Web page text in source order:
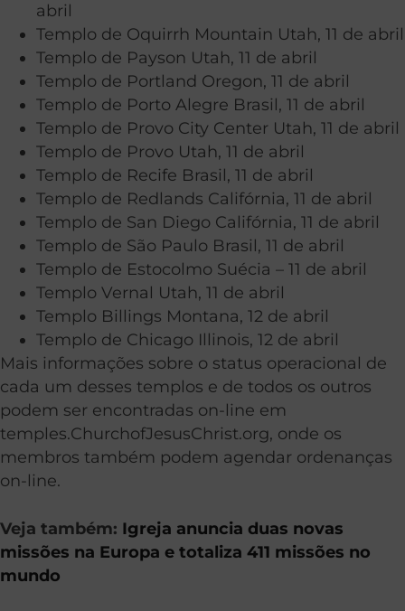
abril
Templo de Oquirrh Mountain Utah, 11 de abril
Templo de Payson Utah, 11 de abril
Templo de Portland Oregon, 11 de abril
Templo de Porto Alegre Brasil, 11 de abril
Templo de Provo City Center Utah, 11 de abril
Templo de Provo Utah, 11 de abril
Templo de Recife Brasil, 11 de abril
Templo de Redlands Califórnia, 11 de abril
Templo de San Diego Califórnia, 11 de abril
Templo de São Paulo Brasil, 11 de abril
Templo de Estocolmo Suécia – 11 de abril
Templo Vernal Utah, 11 de abril
Templo Billings Montana, 12 de abril
Templo de Chicago Illinois, 12 de abril
Mais informações sobre o status operacional de
cada um desses templos e de todos os outros
podem ser encontradas on-line em
temples.ChurchofJesusChrist.org, onde os
membros também podem agendar ordenanças
on-line.
Veja também: Igreja anuncia duas novas
missões na Europa e totaliza 411 missões no
mundo